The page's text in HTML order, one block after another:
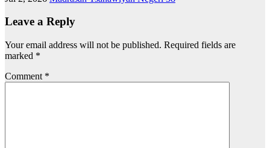
Leave a Reply
Your email address will not be published. Required fields are
marked *
Comment *